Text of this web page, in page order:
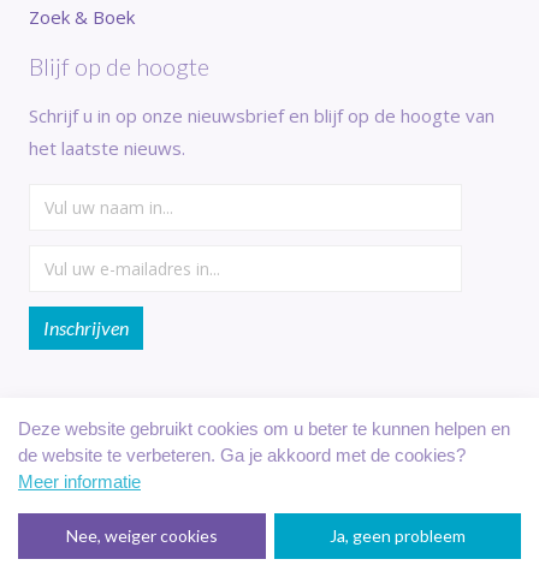
Deze website gebruikt cookies om u beter te kunnen helpen en
de website te verbeteren. Ga je akkoord met de cookies?
Meer informatie
Nee, weiger cookies Ja, geen probleem
Zoek & Boek
Blijf op de hoogte
Schrijf u in op onze nieuwsbrief en blijf op de hoogte van
het laatste nieuws.
Veilig online betalen met:
Reserveringssysteem verhuur: Recranet